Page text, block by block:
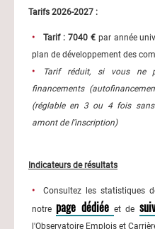
Tarifs 2026-2027 :
Tarif : 7040 €par année
plan de développement des
Tarif réduit, si vous ne
financements
(réglable en 3 ou 4 fois
amont de l'inscription)
Indicateurs de résultats
Consultez les statistiques
notre page dédiée et de
l'Observatoire Emplois et